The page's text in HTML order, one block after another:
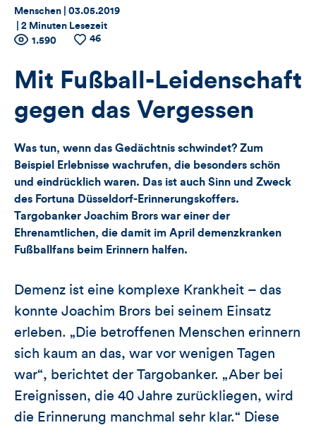
Thema:
Menschen | Datum:
03.05.2019
2 Minuten Lesezeit
Zähler
für
Views,
und
Kommentare
dieses
Artikels
Anzahl
Views
1.590
Anzahl
Likes
46
Mit Fußball-Leidenschaft
gegen das Vergessen
Was tun, wenn das Gedächtnis schwindet? Zum
Beispiel Erlebnisse wachrufen, die besonders schön
und eindrücklich waren. Das ist auch Sinn und Zweck
des Fortuna Düsseldorf-Erinnerungskoffers.
Targobanker Joachim Brors war einer der
Ehrenamtlichen, die damit im April demenzkranken
Fußballfans beim Erinnern halfen.
Demenz ist eine komplexe Krankheit – das
konnte Joachim Brors bei seinem Einsatz
erleben. „Die betroffenen Menschen erinnern
sich kaum an das, war vor wenigen Tagen
war“, berichtet der Targobanker. „Aber bei
Ereignissen, die 40 Jahre zurückliegen, wird
die Erinnerung manchmal sehr klar.“ Diese